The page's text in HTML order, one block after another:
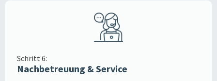
Schritt 6:
Nachbetreuung & Service